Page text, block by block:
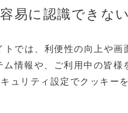
易に認識できな
トでは、利便性の向上や
ム情報や、ご利用中の皆
ュリティ設定でクッキー